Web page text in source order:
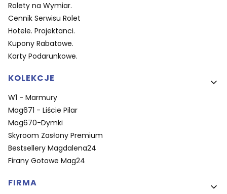
Rolety na Wymiar.
Cennik Serwisu Rolet
Hotele. Projektanci.
Kupony Rabatowe.
Karty Podarunkowe.
KOLEKCJE
W1 - Marmury
Mag671 - Liście Pilar
Mag670-Dymki
Skyroom Zasłony Premium
Bestsellery Magdalena24
Firany Gotowe Mag24
FIRMA